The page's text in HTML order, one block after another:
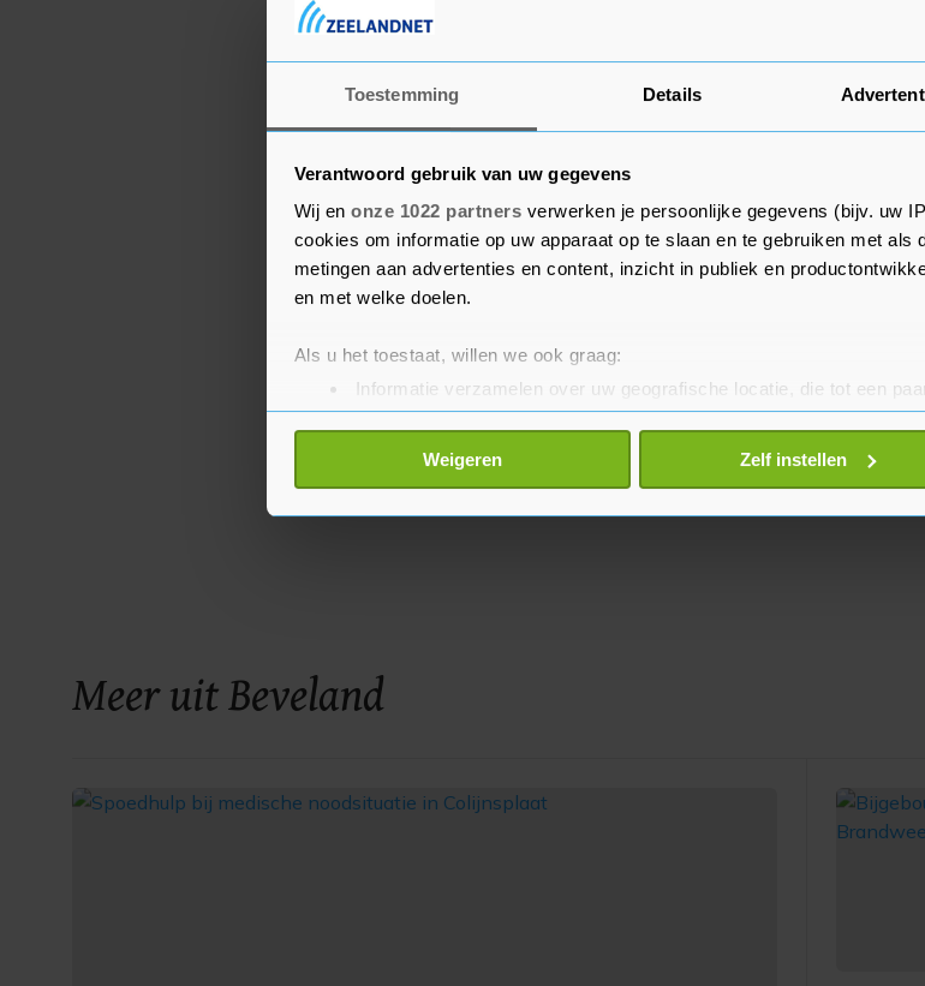
Toestemming Details
Verantwoord gebruik van uw gegevens
Wij en onze 1022 partners verwerken je persoonlijke gegevens (bijv. uw
cookies om informatie op uw apparaat op te slaan en te gebruiken met als
metingen aan advertenties en content, inzicht in publiek en
en met welke doelen.
Als u het toestaat, willen we ook graag:
Informatie verzamelen over uw geografische locatie, die tot een
Uw apparaat identificeren door het actief te scannen op specifieke
Lees meer over hoe uw persoonlijke gegevens worden verwerkt en stel
Weigeren Zelf instellen
via de mail. “We willen onze inwoners zo goed mogelijk
van dienst zijn en daarom bieden we deze extra service
aan”, zegt burgemeester Letty Demmers.
Meer uit Beveland